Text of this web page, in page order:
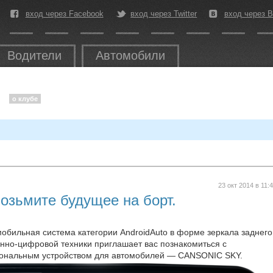
вход через Facebook вход через Twitter вход через
Водители Автомобили
о клубе
23 окт 2014 в
будущее на борт.
система категории AndroidAuto в форме зеркала заднего
цифровой техники приглашает вас познакомиться с
устройством для автомобилей — CANSONIC SKY.